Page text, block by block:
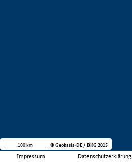
Impressum Datenschutzerklärung
100 km © Geobasis-DE / BKG 2015